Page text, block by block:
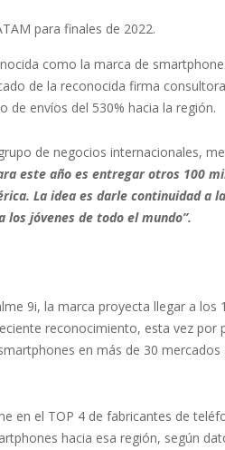
para finales de 2022.
como la marca de
de la reconocida firma
envíos del 530% hacia la región.
de negocios internacionales,
este año es entregar otros 100
La idea es darle continuidad a
jóvenes de todo el mundo”.
9i, la marca proyecta llegar a los
reconocimiento, esta vez por
en más de 30 mercados
en el TOP 4 de fabricantes de
hacia esa región, según